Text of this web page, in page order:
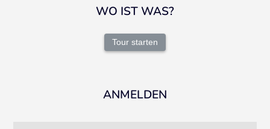
WO IST WAS?
Tour starten
ANMELDEN